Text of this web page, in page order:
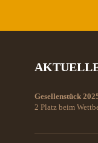
Gesellenstück
2 Platz beim